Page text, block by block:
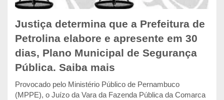
Justiça determina que a Prefeitura de
Petrolina elabore e apresente em 30
dias, Plano Municipal de Segurança
Pública. Saiba mais
Provocado pelo Ministério Público de Pernambuco
(MPPE), o Juízo da Vara da Fazenda Pública da Comarca